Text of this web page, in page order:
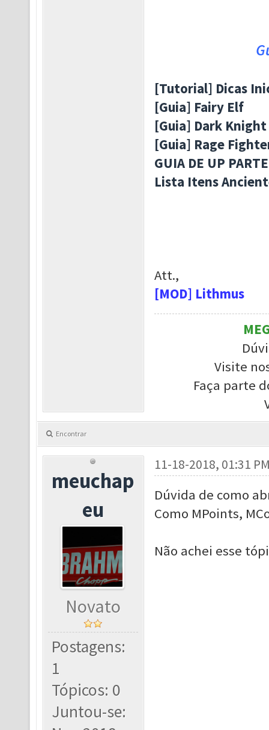
[Tutorial] Dicas
[Guia] Fairy Elf
[Guia] Dark Knight
[Guia] Rage
GUIA DE UP
Lista Itens
Att.,
[MOD] Lithmus
Visite
Faça parte
Encontrar
meuchap
eu
Novato
Postagens:
1
Tópicos: 0
Juntou-se:
11-18-2018, 01:31
Dúvida de como
Como MPoints,
Não achei esse